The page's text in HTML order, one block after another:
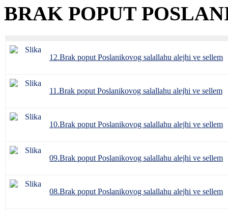
BRAK POPUT
12.Brak poput Poslanikovog salallahu alejhi ve sellem
11.Brak poput Poslanikovog salallahu alejhi ve sellem
10.Brak poput Poslanikovog salallahu alejhi ve sellem
09.Brak poput Poslanikovog salallahu alejhi ve sellem
08.Brak poput Poslanikovog salallahu alejhi ve sellem